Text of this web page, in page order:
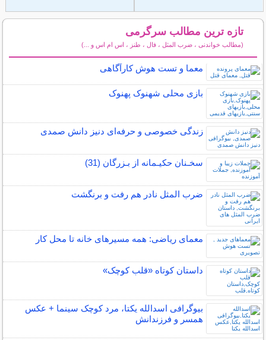
تازه ترین مطالب سرگرمی
(مطالب خواندنی ، ضرب المثل ، فال ، طنز ، اس ام اس و ...)
معما و تست هوش کارآگاهی
بازی محلی شهنوک پهنوک
زندگی خصوصی و حرفه‌ای دنیز دانش صمدی
سخـنان حکیـمانه از بـزرگان (31)
ضرب المثل نادر هم رفت و برنگشت
معمای ریاضی: همه مسیرهای خانه تا محل کار
داستان کوتاه «قلب کوچک»
بیوگرافی اسدالله یکتا، مرد کوچک سینما + عکس
همسر و فرزندانش